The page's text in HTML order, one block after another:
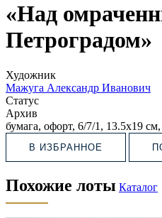
«Над
Петроградом»
Художник
Мажуга Александр Иванович
Статус
Архив
бумага, офорт, 6/7/1, 13.5х19
В ИЗБРАННОЕ
Похожие лоты Каталог